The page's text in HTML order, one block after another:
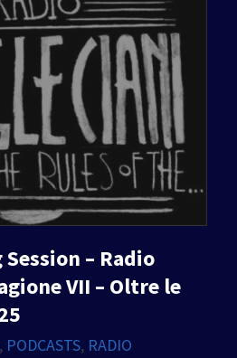
– Radio
VII – Oltre le
, PODCASTS, RADIO